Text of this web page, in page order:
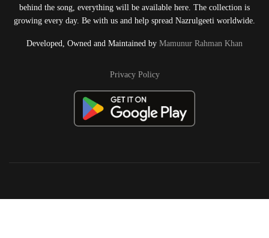
behind the song, everything will be available here. The collection is
growing every day. Be with us and help spread Nazrulgeeti worldwide.
Developed, Owned and Maintained by Mamunur Rahman Khan
Privacy Policy